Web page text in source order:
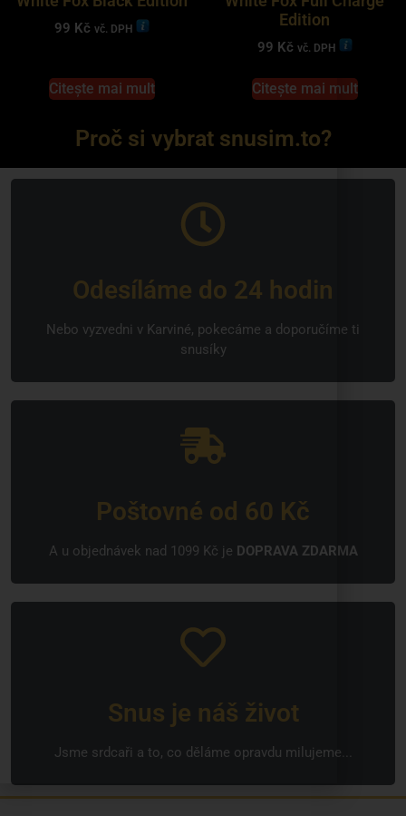
99 Kč vč. DPH
Citește mai mult
Edition
99 Kč vč. DPH
Citește mai mult
Proč si vybrat snusim.to?
Odesíláme do 24 hodin
Nebo vyzvedni v Karviné, pokecáme a doporučíme ti
snusíky
Poštovné od 60 Kč
A u objednávek nad 1099 Kč je DOPRAVA ZDARMA
Snus je náš život
Jsme srdcaři a to, co děláme opravdu milujeme...